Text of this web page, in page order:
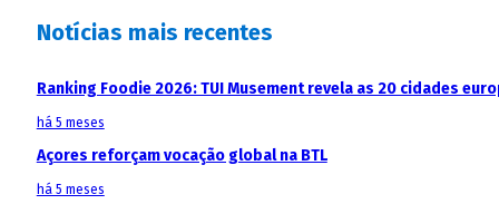
Notícias mais recentes
Ranking Foodie 2026: TUI Musement revela as 20 cidades
há 5 meses
Açores reforçam vocação global na BTL
há 5 meses